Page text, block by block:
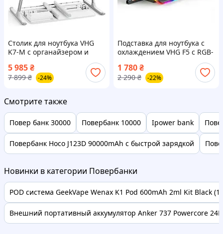
Столик для ноутбука VHG
K7-M с органайзером и
упором 17” (600 x 330 мм),
Laptop Table, Gray
5 985₴
7 899 ₴ -24%
Подставка для ноутбука с
охлаждением VHG F5 с RGB-
подсветкой Laptop Cooling
Pad, Red
1 780₴
2 290 ₴ -22%
Смотрите также
Повер банк 30000 Повербанк 10000 Ipower bank
Повербанк Hoco J123D 90000mAh с быстрой зарядкой
Новинки в категории Повербанки
POD система GeekVape Wenax K1 Pod 600mAh 2ml Kit Black
Внешний портативный аккумулятор Anker 737 Powercore